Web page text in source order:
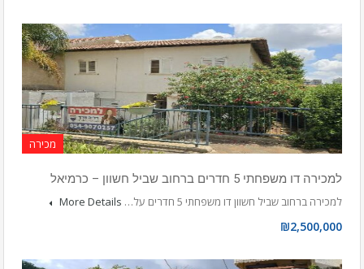
מכירה
למכירה דו משפחתי 5 חדרים ברחוב שביל חשוון – כרמיאל
למכירה ברחוב שביל חשוון דו משפחתי 5 חדרים על…
More Details
₪2,500,000